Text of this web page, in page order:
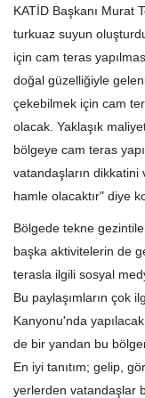
KATİD Başkanı Murat
turkuaz suyun
için cam teras
doğal güzelliğiyle
çekebilmek için cam
olacak. Yaklaşık
bölgeye cam teras
vatandaşların dikkatini
hamle olacaktır" diye
Bölgede tekne
başka aktivitelerin de
terasla ilgili sosyal
Bu paylaşımların çok
Kanyonu'nda
de bir yandan bu
En iyi tanıtım; gelip,
yerlerden vatandaşlar